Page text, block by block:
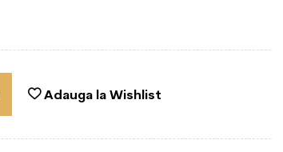
Adauga la Wishlist